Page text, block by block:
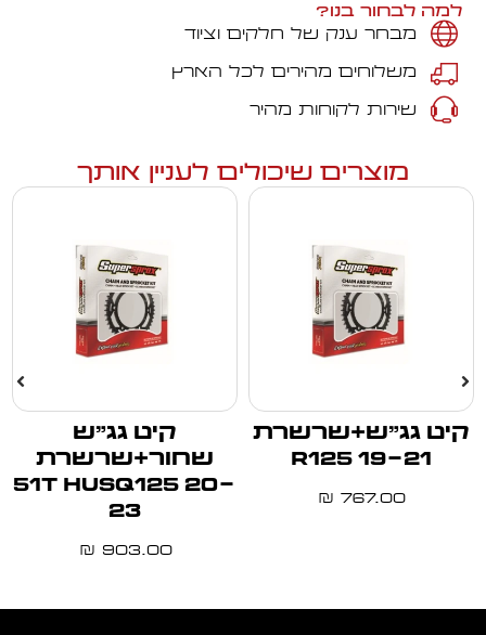
למה לבחור בנו?
מבחר ענק של חלקים וציוד
משלוחים מהירים לכל הארץ
שירות לקוחות מהיר
מוצרים שיכולים לעניין אותך
קיט גג"ש+שרשרת
R125 19-21
767.00
₪
קיט גג"ש
שחור+שרשרת
51T HUSQ125 20-
23
903.00
₪